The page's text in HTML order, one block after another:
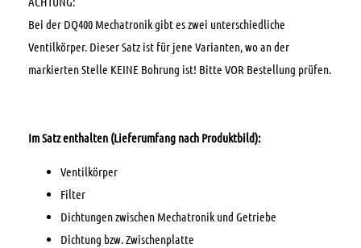
Bei der DQ400 Mechatronik gibt es zwei unterschiedliche
Ventilkörper. Dieser Satz ist für jene Varianten, wo an der
markierten Stelle KEINE Bohrung ist! Bitte VOR Bestellung prüfen.
Im Satz enthalten (Lieferumfang nach Produktbild):
Ventilkörper
Filter
Dichtungen zwischen Mechatronik und Getriebe
Dichtung bzw. Zwischenplatte